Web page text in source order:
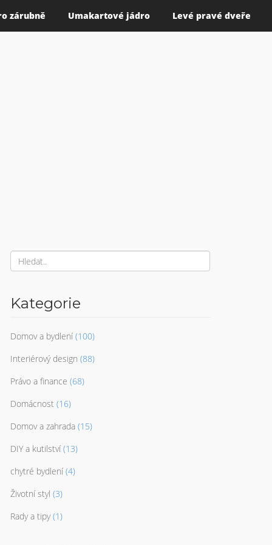
zárubně Umakartové jádro Levé pravé dveře
Kategorie
Domov a bydlení (100)
Interiérový design (88)
Právo a finance (68)
Domácnost (16)
Domov a zahrada (15)
DIY a kutilství (13)
chytré bydlení (4)
Životní styl (3)
Rady a tipy (1)